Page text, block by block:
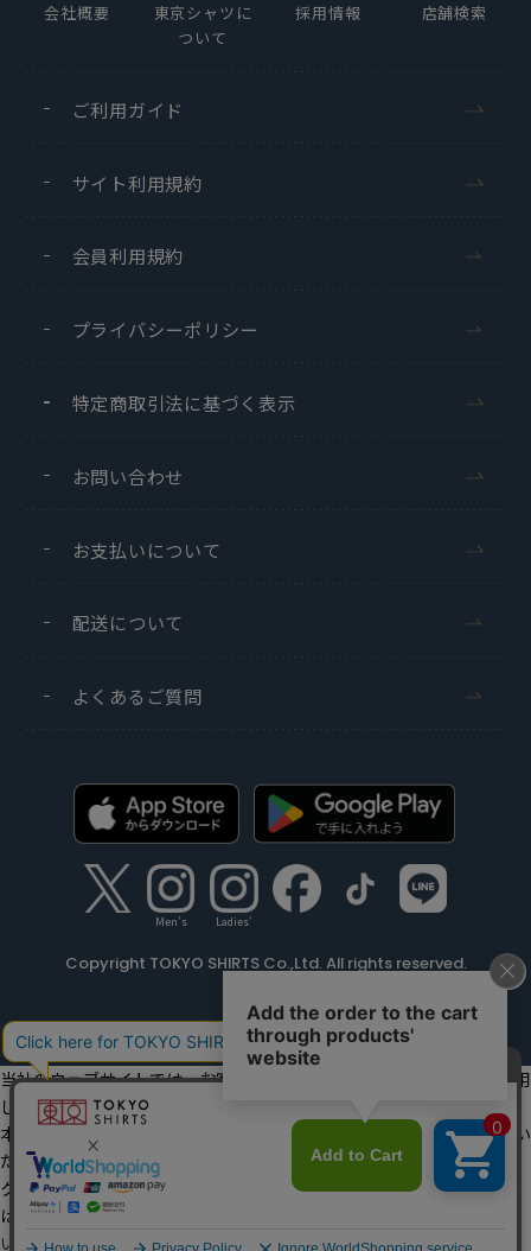
会社概要
東京シャツに
ついて
採用情報 店舗検索
ご利用ガイド
サイト利用規約
会員利用規約
プライバシーポリシー
特定商取引法に基づく表示
お問い合わせ
お支払いについて
配送について
よくあるご質問
Men's Ladies'
Copyright TOKYO SHIRTS Co.,Ltd. All rights reserved.
当社のウェブサイトでは、お客様の利便性向上のためにクッキーを利用
しています。
本ウェブサイトをこのままご利用になる場合、クッキーの使用に同意い
ただいたものとみなします。
クッキーを通じて収集する情報には、「お客様個人を特定できる情報」
は一切含まれておりません。詳細は
い
。